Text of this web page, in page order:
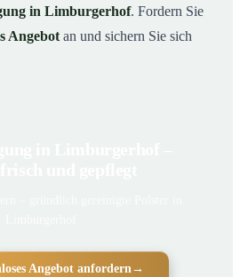
in Limburgerhof. Fordern Sie
Angebot an und sichern Sie sich
Angebot anfordern→